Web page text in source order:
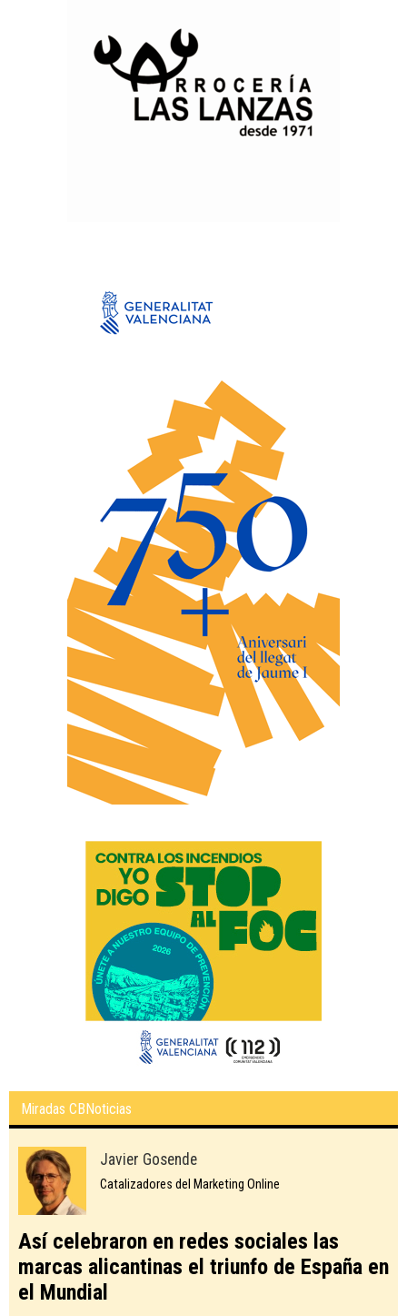
Miradas CBNoticias
Javier Gosende
Catalizadores del Marketing Online
Así celebraron en redes sociales las
marcas alicantinas el triunfo de España en
el Mundial